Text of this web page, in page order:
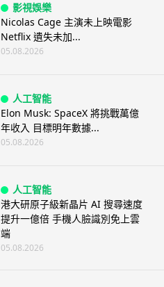
影視娛樂
Nicolas Cage 主演未上映電影
Netflix 遺失未加...
05.08.2026
人工智能
Elon Musk: SpaceX 將挑戰萬億
年收入 目標明年數據...
05.08.2026
人工智能
港大研原子級新晶片 AI 搜尋速度
提升一億倍 手機人臉識別免上雲
端
05.08.2026